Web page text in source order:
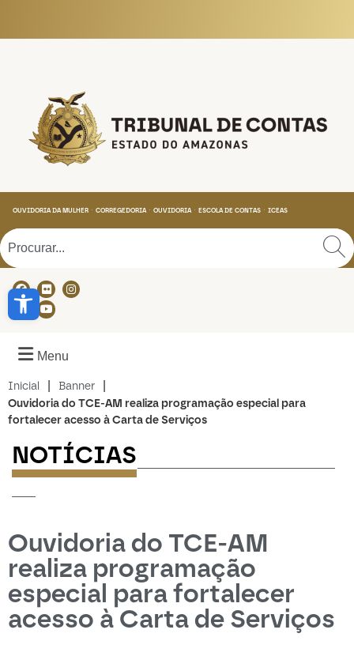
Abrir a barra de ferramentas
OUVIDORIA DA MULHER CORREGEDORIA OUVIDORIA ESCOLA DE CONTAS ICEAS
Menu
Inicial Banner
Ouvidoria do TCE-AM realiza programação especial para
fortalecer acesso à Carta de Serviços
NOTÍCIAS
---
Ouvidoria do TCE-AM
realiza programação
especial para fortalecer
acesso à Carta de Serviços